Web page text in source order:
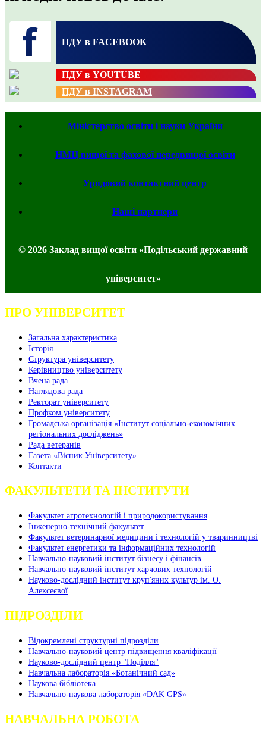
ПДУ в FACEBOOK
ПДУ в YOUTUBE
ПДУ в INSTAGRAM
Міністерство освіти і науки України
НМЦ вищої та фахової передвищої освіти
Урядовий контактний центр
Наші партнери
© 2026 Заклад вищої освіти «Подільський державний
університет»
ПРО УНІВЕРСИТЕТ
Загальна характеристика
Історія
Структура університету
Керівництво університету
Вчена рада
Наглядова рада
Ректорат університету
Профком університету
Громадська організація «Інститут соціально-економічних
регіональних досліджень»
Рада ветеранів
Газета «Вісник Університету»
Контакти
ФАКУЛЬТЕТИ ТА ІНСТИТУТИ
Факультет агротехнологій і природокористування
Інженерно-технічний факультет
Факультет ветеринарної медицини і технологій у тваринництві
Факультет енергетики та інформаційних технологій
Навчально-науковий інститут бізнесу і фінансів
Навчально-науковий інститут харчових технологій
Науково-дослідний інститут круп'яних культур ім. О.
Алексеєвої
ПІДРОЗДІЛИ
Відокремлені структурні підрозділи
Навчально-науковий центр підвищення кваліфікації
Науково-дослідний центр "Поділля"
Навчальна лабораторія «Ботанічний сад»
Наукова бібліотека
Навчально-наукова лабораторія «DAK GPS»
НАВЧАЛЬНА РОБОТА